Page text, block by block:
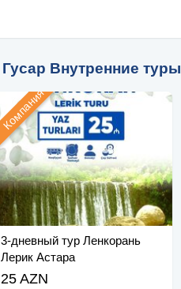
Гусар Внутренние туры
3-дневный тур Ленкорань
Лерик Астара
Компания
25 AZN